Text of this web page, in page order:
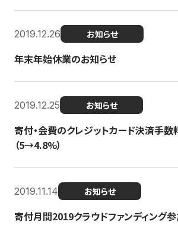
2019.12.26 お知らせ
年末年始休業のお知らせ
2019.12.25 お知らせ
寄付・会費のクレジットカード決済手
（5→4.8%）
2019.11.14 お知らせ
寄付月間2019クラウドファンディング